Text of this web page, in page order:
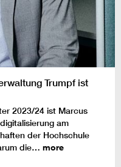
Trumpf ist
2023/24 ist Marcus
am
der Hochschule
die… more